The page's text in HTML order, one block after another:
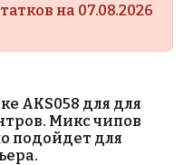
на 07.08.2026
AKS058 для для
Микс чипов
подойдет для